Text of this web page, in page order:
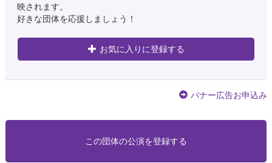
映されます。
好きな団体を応援しましょう！
お気に入りに登録する
バナー広告お申込み
この団体の公演を登録する